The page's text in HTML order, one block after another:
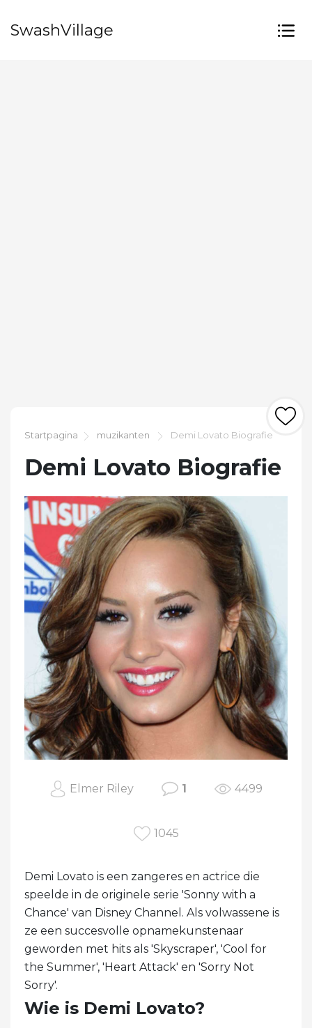
SwashVillage
Startpagina muzikanten Demi Lovato Biografie
Demi Lovato Biografie
Elmer Riley 1 4499
1045
Demi Lovato is een zangeres en actrice die
speelde in de originele serie 'Sonny with a
Chance' van Disney Channel. Als volwassene is
ze een succesvolle opnamekunstenaar
geworden met hits als 'Skyscraper', 'Cool for
the Summer', 'Heart Attack' en 'Sorry Not
Sorry'.
Wie is Demi Lovato?